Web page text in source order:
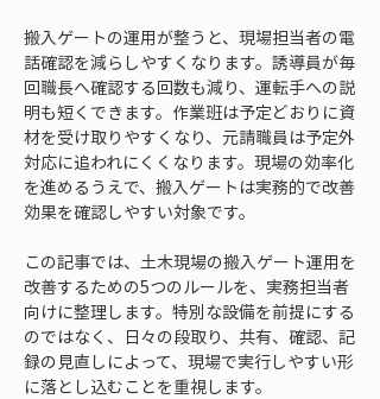
搬入ゲートの運用が整うと、現場担当者の電
話確認を減らしやすくなります。誘導員が毎
回職長へ確認する回数も減り、運転手への説
明も短くできます。作業班は予定どおりに資
材を受け取りやすくなり、元請職員は予定外
対応に追われにくくなります。現場の効率化
を進めるうえで、搬入ゲートは実務的で改善
効果を確認しやすい対象です。
この記事では、土木現場の搬入ゲート運用を
改善するための5つのルールを、実務担当者
向けに整理します。特別な設備を前提にする
のではなく、日々の段取り、共有、確認、記
録の見直しによって、現場で実行しやすい形
に落とし込むことを重視します。